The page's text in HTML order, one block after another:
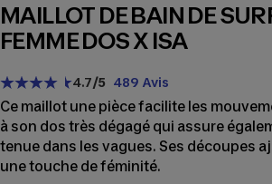
MAILLOT DE BAIN DE
FEMME DOS X ISA
4.7/5 489 Avis
Ce maillot une pièce facilite les
à son dos très dégagé qui assure
tenue dans les vagues. Ses découpes
une touche de féminité.